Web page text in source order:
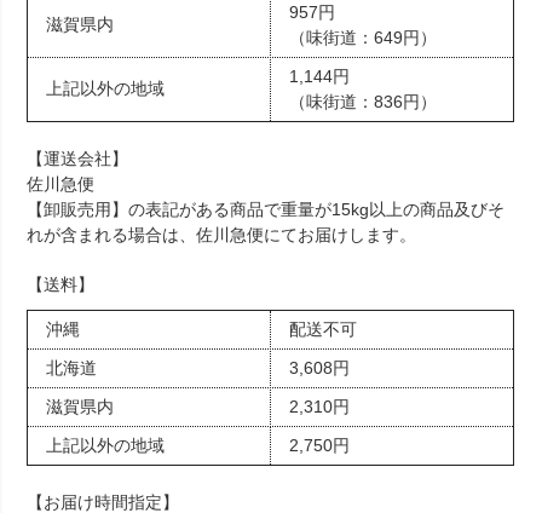
滋賀県内
957円
（味街道：649円）
上記以外の地域
1,144円
（味街道：836円）
【運送会社】
佐川急便
【卸販売用】の表記がある商品で重量が15kg以上の商品及びそ
れが含まれる場合は、佐川急便にてお届けします。
【送料】
沖縄
配送不可
北海道
3,608円
滋賀県内
2,310円
上記以外の地域
2,750円
【お届け時間指定】